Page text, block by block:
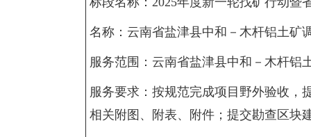
名称：云南省盐津县中和－木杆铝土矿
服务范围：云南省盐津县中和－木杆铝
服务要求：按规范完成项目野外验收
相关附图、附表、附件；提交勘查区块